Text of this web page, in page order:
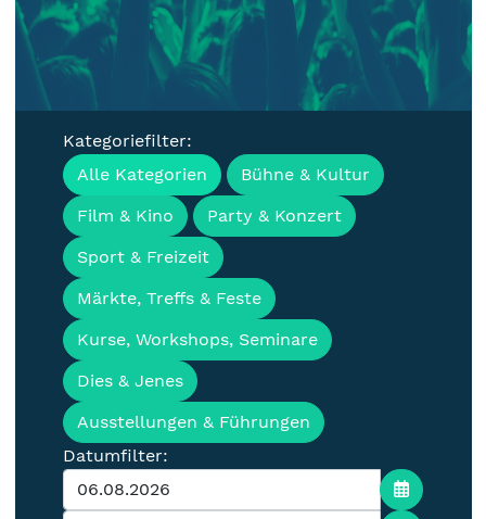
Veranstaltungen, Termine &
Events für die Lausitz
Kategoriefilter:
Alle Kategorien
Bühne & Kultur
Film & Kino
Party & Konzert
Sport & Freizeit
Märkte, Treffs & Feste
Kurse, Workshops, Seminare
Dies & Jenes
Ausstellungen & Führungen
Datumfilter: